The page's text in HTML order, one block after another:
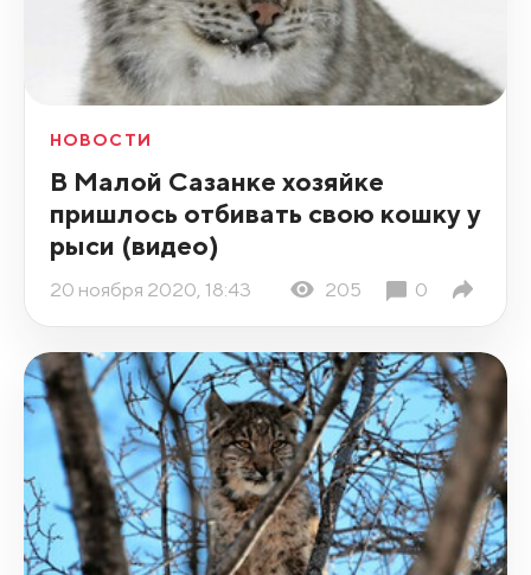
НОВОСТИ
В Малой Сазанке хозяйке
пришлось отбивать свою кошку у
рыси (видео)
20 ноября 2020, 18:43 205 0